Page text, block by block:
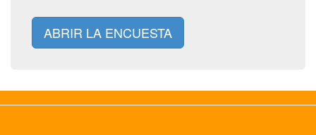
ABRIR LA ENCUESTA